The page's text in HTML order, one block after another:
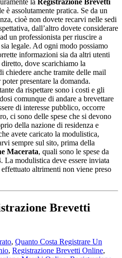
la Registrazione Brevetti
è assolutamente pratica. Se da un
cioè non dovete recarvi nelle sedi
dall’altro dovete considerare
un professionista per riuscire a
legale. Ad ogni modo possiamo
informazioni sia da altri utenti
dove scarichiamo la
chiedere anche tramite delle mail
presentare la domanda.
da rispettare sono i costi e gli
comunque di andare a brevettare
di interesse pubblico, occorre
ci sono delle spese che si devono
della nazione di residenza e
avete caricato la modulistica,
sempre sul sito, prima della
Macerata, quali sono le spese da
La modulistica deve essere inviata
altrimenti non viene preso
Brevetti
, Quanto Costa Registrare Un
, Registrazione Brevetti Online,